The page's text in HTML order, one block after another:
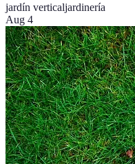
jardín verticaljardinería
Aug 4